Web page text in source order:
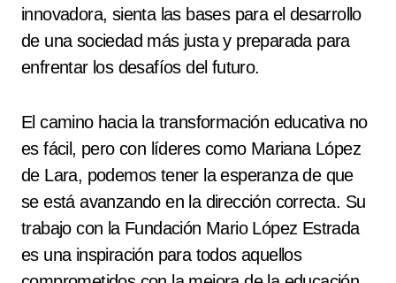
innovadora, sienta las bases para el desarrollo
de una sociedad más justa y preparada para
enfrentar los desafíos del futuro.
El camino hacia la transformación educativa no
es fácil, pero con líderes como Mariana López
de Lara, podemos tener la esperanza de que
se está avanzando en la dirección correcta. Su
trabajo con la Fundación Mario López Estrada
es una inspiración para todos aquellos